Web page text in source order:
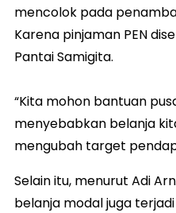
mencolok pada
Karena pinjaman PEN
Pantai Samigita.
“Kita mohon bantuan
menyebabkan belanja
mengubah target
Selain itu, menurut Adi
belanja modal juga